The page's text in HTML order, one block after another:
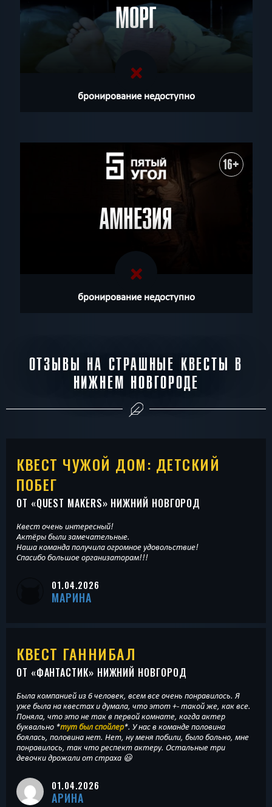
МОРГ
бронирование недоступно
16+
АМНЕЗИЯ
бронирование недоступно
ОТЗЫВЫ НА СТРАШНЫЕ КВЕСТЫ В
НИЖНЕМ НОВГОРОДЕ
КВЕСТ ЧУЖОЙ ДОМ: ДЕТСКИЙ
ПОБЕГ
ОТ «QUEST MAKERS» НИЖНИЙ НОВГОРОД
Квест очень интересный!
Актёры были замечательные.
Наша команда получила огромное удовольствие!
Спасибо большое организаторам!!!
01.04.2026
МАРИНА
КВЕСТ ГАННИБАЛ
ОТ «ФАНТАСТИК» НИЖНИЙ НОВГОРОД
Была компанией из 6 человек, всем все очень понравилось. Я
уже была на квестах и думала, что этот +- такой же, как все.
Поняла, что это не так в первой комнате, когда актер
буквально *тут был спойлер*. У нас в команде половина
боялась, половина нет. Нет, ну меня побили, было больно, мне
понравилось, так что респект актеру. Остальные три
девочки дрожали от страха 😃
01.04.2026
АРИНА